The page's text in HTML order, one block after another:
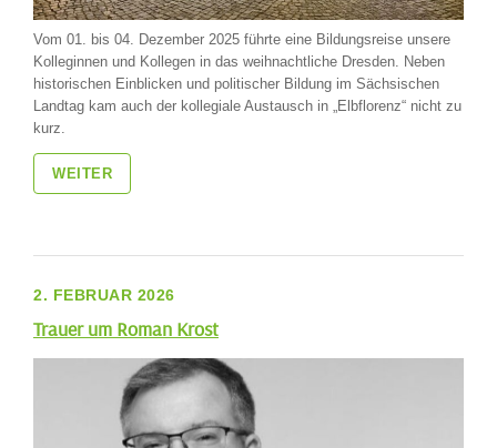
Vom 01. bis 04. Dezember 2025 führte eine Bildungsreise unsere
Kolleginnen und Kollegen in das weihnachtliche Dresden. Neben
historischen Einblicken und politischer Bildung im Sächsischen
Landtag kam auch der kollegiale Austausch in „Elbflorenz“ nicht zu
kurz.
WEITER
2. FEBRUAR 2026
Trauer um Roman Krost